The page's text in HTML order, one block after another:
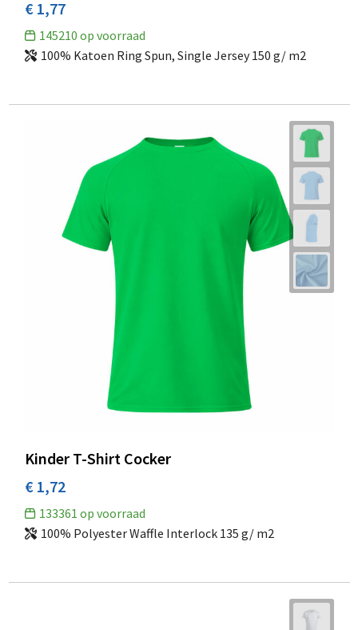
€ 1,77
145210 op voorraad
100% Katoen Ring Spun, Single Jersey 150 g/ m2
Kinder T-Shirt Cocker
€ 1,72
133361 op voorraad
100% Polyester Waffle Interlock 135 g/ m2